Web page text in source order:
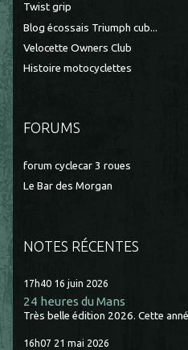
Twist grip
Blog écossais Triumph cub...
Velocette Owners Club
Histoire motocyclettes
FORUMS
forum cyclecar 3 roues
Le Bar des Morgan
NOTES RÉCENTES
17h40 16 juin 2026
24 heures du Mans
Très belle édition 2026. Cette
16h07 21 mai 2026